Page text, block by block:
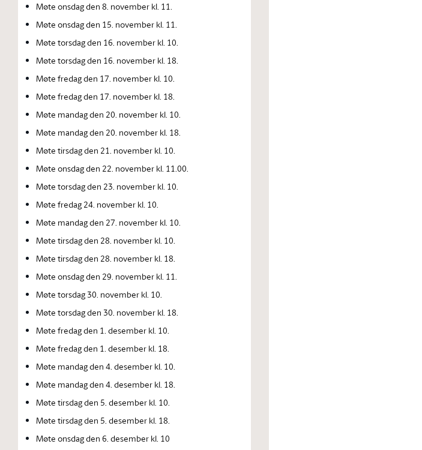
Møte onsdag den 8. november kl. 11.
Møte onsdag den 15. november kl. 11.
Møte torsdag den 16. november kl. 10.
Møte torsdag den 16. november kl. 18.
Møte fredag den 17. november kl. 10.
Møte fredag den 17. november kl. 18.
Møte mandag den 20. november kl. 10.
Møte mandag den 20. november kl. 18.
Møte tirsdag den 21. november kl. 10.
Møte onsdag den 22. november kl. 11.00.
Møte torsdag den 23. november kl. 10.
Møte fredag 24. november kl. 10.
Møte mandag den 27. november kl. 10.
Møte tirsdag den 28. november kl. 10.
Møte tirsdag den 28. november kl. 18.
Møte onsdag den 29. november kl. 11.
Møte torsdag 30. november kl. 10.
Møte torsdag den 30. november kl. 18.
Møte fredag den 1. desember kl. 10.
Møte fredag den 1. desember kl. 18.
Møte mandag den 4. desember kl. 10.
Møte mandag den 4. desember kl. 18.
Møte tirsdag den 5. desember kl. 10.
Møte tirsdag den 5. desember kl. 18.
Møte onsdag den 6. desember kl. 10